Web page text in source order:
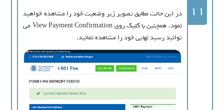
11
در این حالت مطابق تصویر زیر وضعیت خود را مشاهده خواهید
نمود. همچنین با کلیک روی View Payment Confirmation می
توانید رسید نهایی خود را مشاهده نمائید.